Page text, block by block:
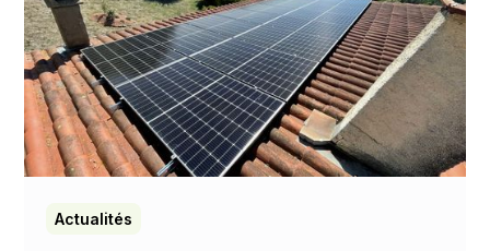
Actualités